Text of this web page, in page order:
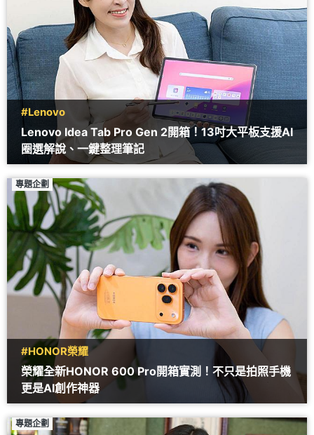
#Lenovo
Lenovo Idea Tab Pro Gen 2開箱！13吋大平板支援AI
圈選解說、一鍵整理筆記
專題企劃
#HONOR榮耀
榮耀全新HONOR 600 Pro開箱實測！不只是拍照手機
更是AI創作神器
專題企劃